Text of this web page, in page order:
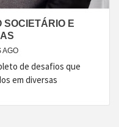
SOCIETÁRIO E
AGO
de desafios que
em diversas